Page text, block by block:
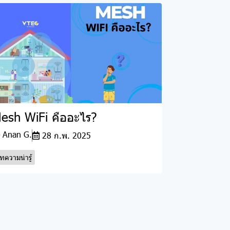
WiFi คืออะไร?
Anan G. 28 ก.พ. 2025
ความน่ารู้